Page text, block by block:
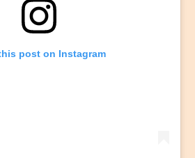
post on Instagram